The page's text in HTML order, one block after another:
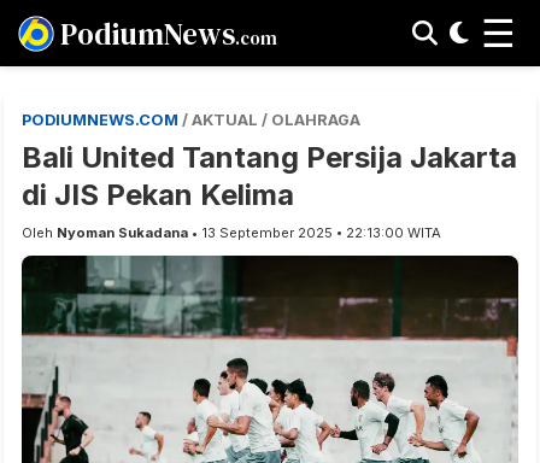
PodiumNews.com ☰
PODIUMNEWS.COM / AKTUAL / OLAHRAGA
Bali United Tantang Persija Jakarta
di JIS Pekan Kelima
Oleh Nyoman Sukadana • 13 September 2025 • 22:13:00 WITA